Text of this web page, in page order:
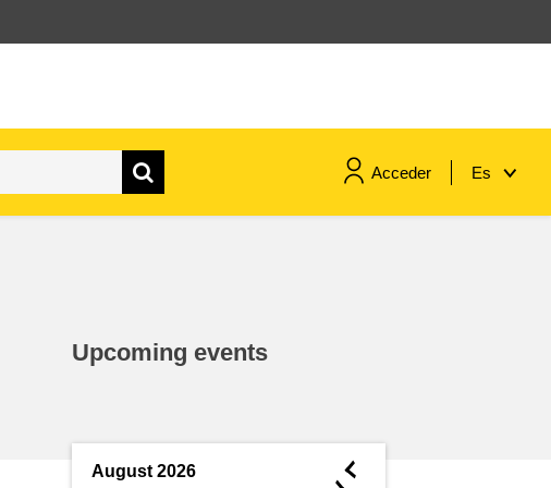
Acceder Es
el sector público
Upcoming events
August 2026 ◄